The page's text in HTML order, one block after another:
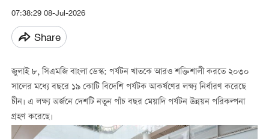
07:38:29 08-Jul-2026
Share
জুলাই ৮,সিএমজি বাংলা ডেস্ক: পর্যটন খাতকে আরও শক্তিশালী করতে ২০৩০
সালের মধ্যে বছরে ১৯ কোটি বিদেশি পর্যটক আকর্ষণের লক্ষ্য নির্ধারণ করেছে
চীন। এ লক্ষ্য অর্জনে দেশটি নতুন পাঁচ বছর মেয়াদি পর্যটন উন্নয়ন পরিকল্পনা
গ্রহণ করেছে।